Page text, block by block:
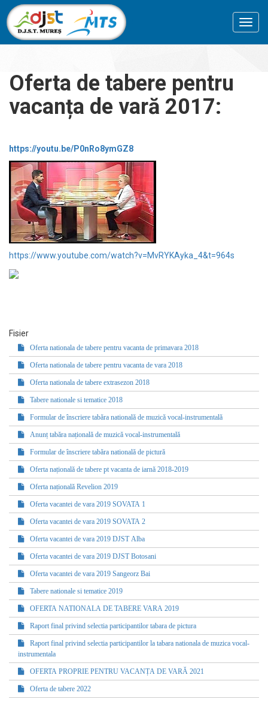
Oferta de tabere pentru
vacanța de vară 2017:
https://youtu.be/P0nRo8ymGZ8
https://www.youtube.com/watch?v=MvRYKAyka_4&t=964s
Fisier
Oferta nationala de tabere pentru vacanta de primavara 2018
Oferta nationala de tabere pentru vacanta de vara 2018
Oferta nationala de tabere extrasezon 2018
Tabere nationale si tematice 2018
Formular de înscriere tabăra natională de muzică vocal-instrumentală
Anunț tabăra națională de muzică vocal-instrumentală
Formular de înscriere tabăra natională de pictură
Oferta națională de tabere pt vacanta de iarnă 2018-2019
Oferta națională Revelion 2019
Oferta vacantei de vara 2019 SOVATA 1
Oferta vacantei de vara 2019 SOVATA 2
Oferta vacantei de vara 2019 DJST Alba
Oferta vacantei de vara 2019 DJST Botosani
Oferta vacantei de vara 2019 Sangeorz Bai
Tabere nationale si tematice 2019
OFERTA NATIONALA DE TABERE VARA 2019
Raport final privind selectia participantilor tabara de pictura
Raport final privind selectia participantilor la tabara nationala de muzica vocal-
instrumentala
OFERTA PROPRIE PENTRU VACANȚA DE VARĂ 2021
Oferta de tabere 2022